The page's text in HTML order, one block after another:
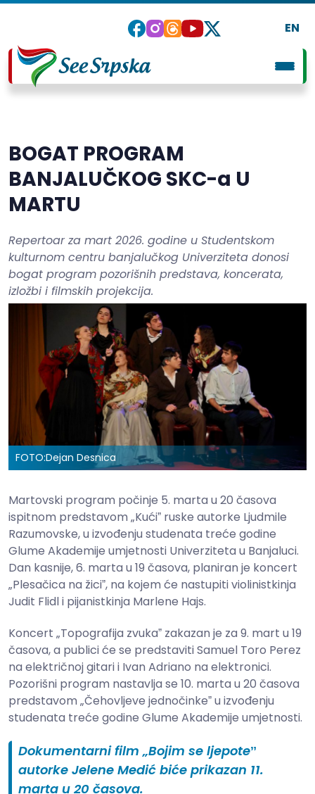
EN
BOGAT PROGRAM
BANJALUČKOG SKC-a U
MARTU
Repertoar za mart 2026. godine u Studentskom
kulturnom centru banjalučkog Univerziteta donosi
bogat program pozorišnih predstava, koncerata,
izložbi i filmskih projekcija.
FOTO:Dejan Desnica
Martovski program počinje 5. marta u 20 časova
ispitnom predstavom „Kućiˮ ruske autorke Ljudmile
Razumovske, u izvođenju studenata treće godine
Glume Akademije umjetnosti Univerziteta u Banjaluci.
Dan kasnije, 6. marta u 19 časova, planiran je koncert
„Plesačica na žiciˮ, na kojem će nastupiti violinistkinja
Judit Flidl i pijanistkinja Marlene Hajs.
Koncert „Topografija zvukaˮ zakazan je za 9. mart u 19
časova, a publici će se predstaviti Samuel Toro Perez
na električnoj gitari i Ivan Adriano na elektronici.
Pozorišni program nastavlja se 10. marta u 20 časova
predstavom „Čehovljeve jednočinkeˮ u izvođenju
studenata treće godine Glume Akademije umjetnosti.
Dokumentarni film „Bojim se ljepoteˮ
autorke Jelene Medić biće prikazan 11.
marta u 20 časova.